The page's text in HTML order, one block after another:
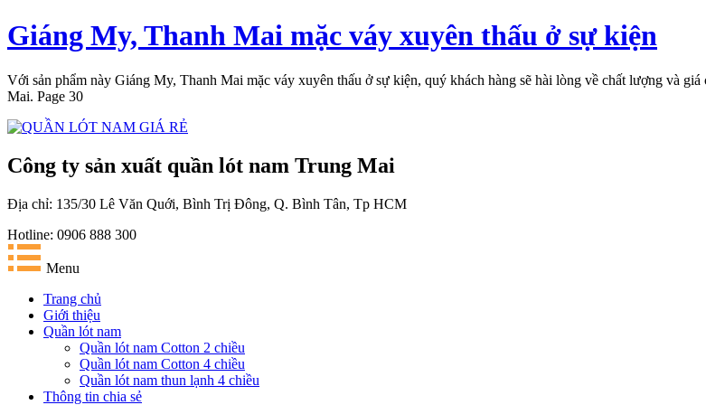
Giáng My, Thanh Mai mặc váy xuyên thấu ở sự kiện
Với sản phẩm này Giáng My, Thanh Mai mặc váy xuyên thấu ở sự kiện, quý khách hàng sẽ hài lòng về chất lượng và
Mai. Page 30
Công ty sản xuất quần lót nam Trung Mai
Địa chỉ: 135/30 Lê Văn Quới, Bình Trị Đông, Q. Bình Tân, Tp HCM
Hotline: 0906 888 300
Menu
Trang chủ
Giới thiệu
Quần lót nam
Quần lót nam Cotton 2 chiều
Quần lót nam Cotton 4 chiều
Quần lót nam thun lạnh 4 chiều
Thông tin chia sẻ